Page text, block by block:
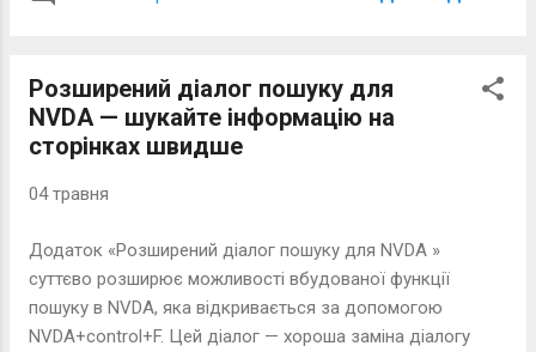
Розширений діалог пошуку для
NVDA — шукайте інформацію на
сторінках швидше
04 травня
Додаток «Розширений діалог пошуку для NVDA »
суттєво розширює можливості вбудованої функції
пошуку в NVDA, яка відкривається за допомогою
NVDA+control+F. Цей діалог — хороша заміна діалогу